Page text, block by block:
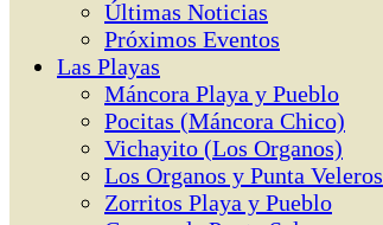
Últimas Noticias
Próximos Eventos
Las Playas
Máncora Playa y Pueblo
Pocitas (Máncora Chico)
Vichayito (Los Organos)
Los Organos y Punta Veleros
Zorritos Playa y Pueblo